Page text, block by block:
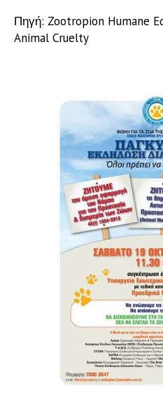
Πηγή: Zootropion Humane
Animal Cruelty